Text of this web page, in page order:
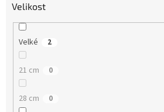
Velikost
Velké 2
21 cm 0
28 cm 0